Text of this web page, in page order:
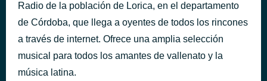
Radio de la población de Lorica, en el departamento
de Córdoba, que llega a oyentes de todos los rincones
a través de internet. Ofrece una amplia selección
musical para todos los amantes de vallenato y la
música latina.